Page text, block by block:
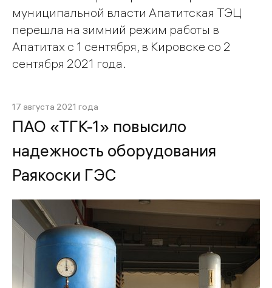
муниципальной власти Апатитская ТЭЦ
перешла на зимний режим работы в
Апатитах с 1 сентября, в Кировске со 2
сентября 2021 года.
17 августа 2021 года
ПАО «ТГК-1» повысило
надежность оборудования
Раякоски ГЭС